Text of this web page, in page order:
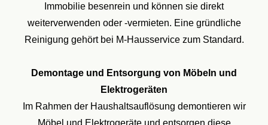
Immobilie besenrein und können sie direkt
weiterverwenden oder -vermieten. Eine gründliche
Reinigung gehört bei M-Hausservice zum Standard.
Demontage und Entsorgung von Möbeln und
Elektrogeräten
Im Rahmen der Haushaltsauflösung demontieren wir